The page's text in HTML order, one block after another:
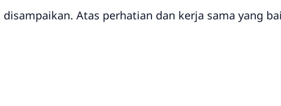
Atas perhatian dan kerja sama yang